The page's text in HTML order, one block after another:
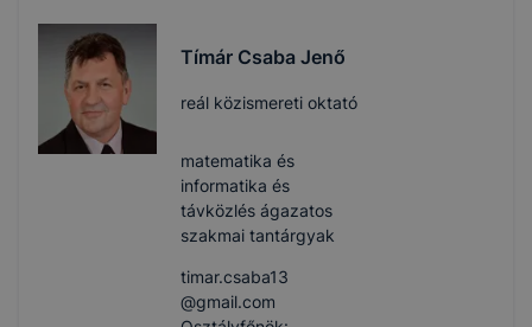
Tímár Csaba Jenő
reál közismereti oktató
matematika és
informatika és
távközlés ágazatos
szakmai tantárgyak
timar.csaba13​
@gmail.com